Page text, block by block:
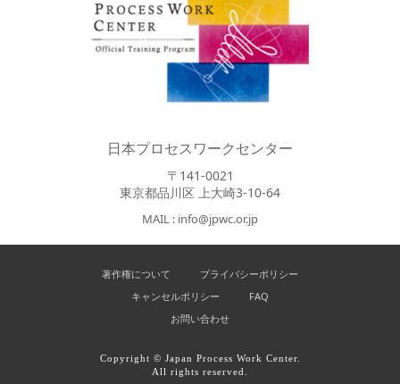
日本プロセスワークセンター
〒141-0021
東京都品川区 上大崎3-10-64
MAIL : info@jpwc.or.jp
著作権について
プライバシーポリシー
キャンセルポリシー
FAQ
お問い合わせ
Copyright © Japan Process Work Center.
All rights reserved.